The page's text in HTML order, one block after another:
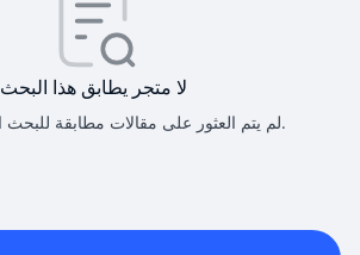
لا متجر يطابق هذا البحث
لم يتم العثور على مقالات مطابقة للبحث الذي تم تحديده.